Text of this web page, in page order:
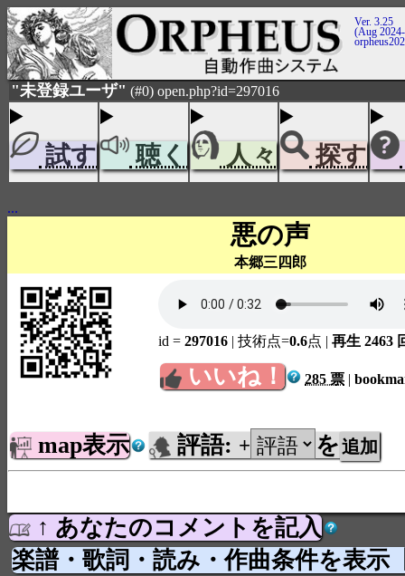
Ver. 3.25
(Aug
"未登録ユーザ" (#0) open.php?id=297016
試す 聴く 人々 探す
...
悪の声
本郷三四郎
id = 297016 | 技術点=0.6点 | 再生 2463
いいね！ 285 票 |
map表示 評語: + を
↑ あなたのコメントを記入
楽譜・歌詞・読み・作曲条件を表示